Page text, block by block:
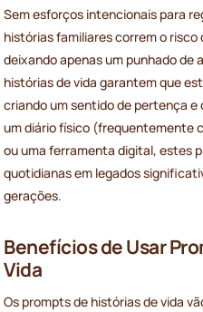
Sem esforços intencionais para
histórias familiares correm o
deixando apenas um punhado de
histórias de vida garantem que
criando um sentido de pertença
um diário físico (frequentemente
ou uma ferramenta digital, estes
quotidianas em legados
gerações.
Benefícios de Usar
Vida
Os prompts de histórias de vida